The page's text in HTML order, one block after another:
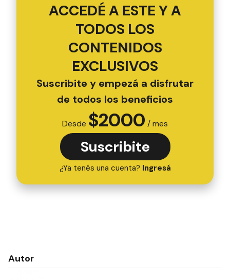
ACCEDÉ A ESTE Y A
TODOS LOS
CONTENIDOS
EXCLUSIVOS
Suscribite y empezá a disfrutar
de todos los beneficios
Desde $2000 / mes
Suscribite
¿Ya tenés una cuenta? Ingresá
Autor